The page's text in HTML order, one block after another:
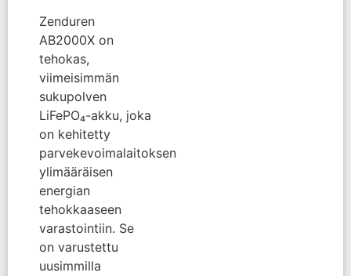
Zenduren
AB2000X on
tehokas,
viimeisimmän
sukupolven
LiFePO₄-akku, joka
on kehitetty
parvekevoimalaitoksen
ylimääräisen
energian
tehokkaaseen
varastointiin. Se
on varustettu
uusimmilla